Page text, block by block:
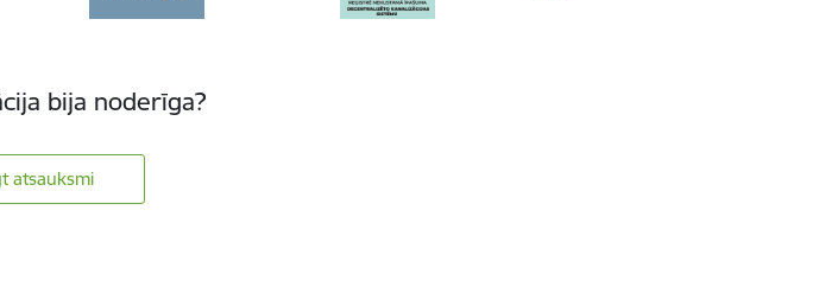
bija noderīga?
atsauksmi